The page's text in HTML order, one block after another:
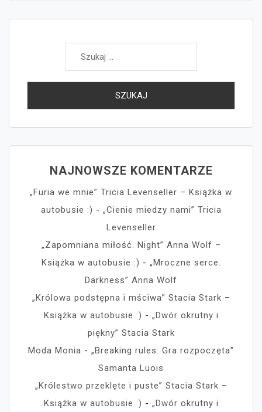
Szukaj:
NAJNOWSZE KOMENTARZE
„Furia we mnie” Tricia Levenseller – Książka w
autobusie :) - „Cienie miedzy nami” Tricia
Levenseller
„Zapomniana miłość. Night” Anna Wolf –
Książka w autobusie :) - „Mroczne serce.
Darkness” Anna Wolf
„Królowa podstępna i mściwa” Stacia Stark –
Książka w autobusie :) - „Dwór okrutny i
piękny” Stacia Stark
Moda Monia - „Breaking rules. Gra rozpoczęta”
Samanta Luois
„Królestwo przeklęte i puste” Stacia Stark –
Książka w autobusie :) - „Dwór okrutny i